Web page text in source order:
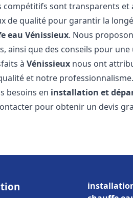
sont transparents et
de qualité pour garantir la
eau Vénissieux. Nous
ainsi que des conseils pour
àVénissieux nous ont
et notre
besoins en installation et
pour obtenir un devis